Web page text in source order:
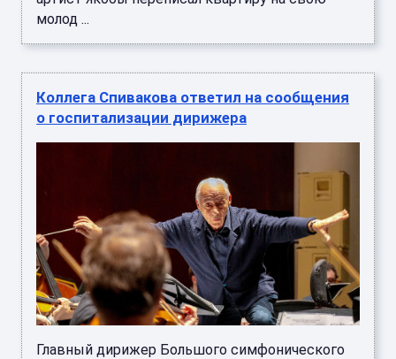
молод ...
Коллега Спивакова ответил на сообщения
о госпитализации дирижера
Главный дирижер Большого симфонического